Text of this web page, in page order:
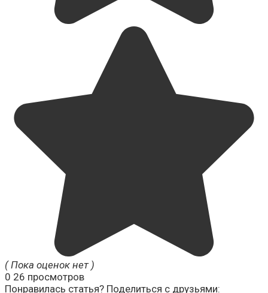
( Пока оценок нет )
0 26 просмотров
Понравилась статья? Поделиться с друзьями: